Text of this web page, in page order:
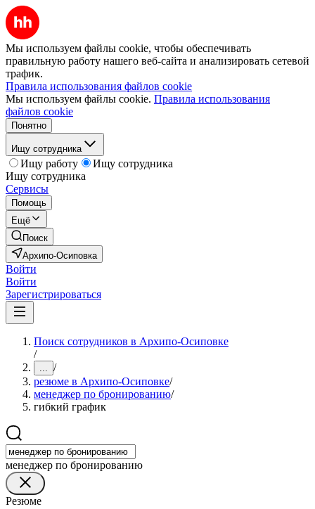
Мы используем файлы cookie, чтобы обеспечивать
правильную работу нашего веб-сайта и анализировать сетевой
трафик.
Правила использования файлов cookie
Мы используем файлы cookie. Правила использования
файлов cookie
Понятно
Ищу сотрудника
Ищу работу
Ищу сотрудника
Ищу сотрудника
Сервисы
Помощь
Ещё
Поиск
Архипо-Осиповка
Войти
Войти
Зарегистрироваться
Поиск сотрудников в Архипо-Осиповке
/
... /
резюме в Архипо-Осиповке/
менеджер по бронированию/
гибкий график
менеджер по бронированию
Резюме